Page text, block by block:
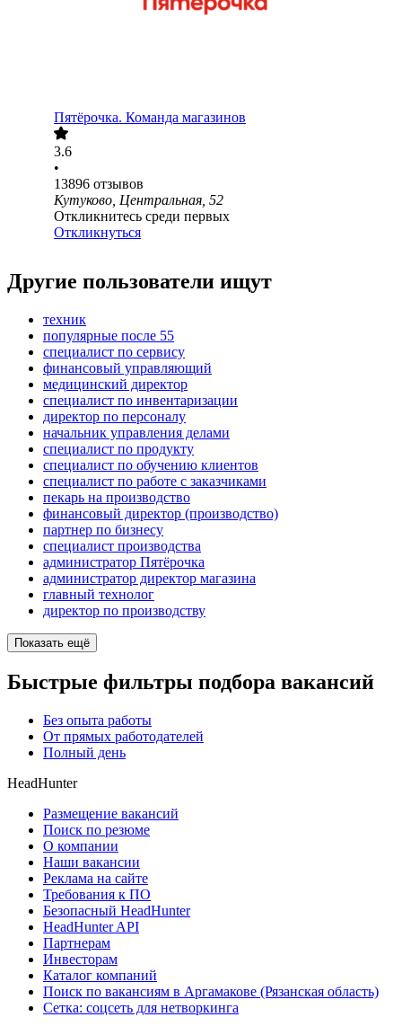
Пятёрочка. Команда магазинов
3.6
•
13896 отзывов
Кутуково, Центральная, 52
Откликнитесь среди первых
Откликнуться
Другие пользователи ищут
техник
популярные после 55
специалист по сервису
финансовый управляющий
медицинский директор
специалист по инвентаризации
директор по персоналу
начальник управления делами
специалист по продукту
специалист по обучению клиентов
специалист по работе с заказчиками
пекарь на производство
финансовый директор (производство)
партнер по бизнесу
специалист производства
администратор Пятёрочка
администратор директор магазина
главный технолог
директор по производству
Показать ещё
Быстрые фильтры подбора вакансий
Без опыта работы
От прямых работодателей
Полный день
HeadHunter
Размещение вакансий
Поиск по резюме
О компании
Наши вакансии
Реклама на сайте
Требования к ПО
Безопасный HeadHunter
HeadHunter API
Партнерам
Инвесторам
Каталог компаний
Поиск по вакансиям в Аргамакове (Рязанская область)
Сетка: соцсеть для нетворкинга